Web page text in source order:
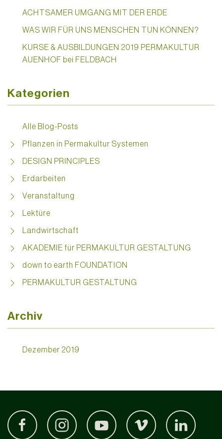
ACHTSAMER UMGANG MIT DER ERDE
WAS WIR FÜR UNS MENSCHEN TUN KÖNNEN?
KURSE & AUSBILDUNGEN 2019 PERMAKULTUR
AUENHOF bei FELDBACH
Kategorien
Alle Blog-Posts
Pflanzen in Permakultur Systemen
DESIGN PRINCIPLES
Erdarbeiten
Veranstaltung
Lektüre
Landwirtschaft
AKADEMIE für PERMAKULTUR GESTALTUNG
down to earth FOUNDATION
PERMAKULTUR GESTALTUNG
Archiv
Dezember 2019